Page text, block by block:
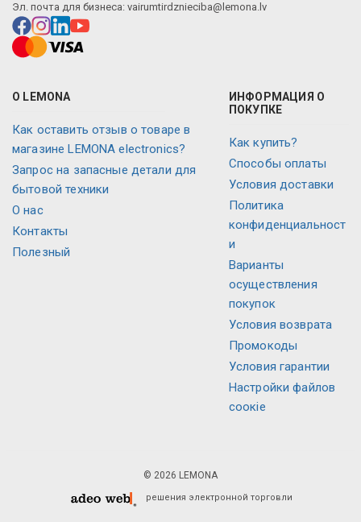
Эл. почта для бизнеса: vairumtirdznieciba@lemona.lv
О LEMONA
Как оставить отзыв о товаре в
магазине LEMONA electronics?
Запрос на запасные детали для
бытовой техники
О нас
Контакты
Полезный
ИНФОРМАЦИЯ О
ПОКУПКЕ
Как купить?
Способы оплаты
Условия доставки
Политика
конфиденциальност
и
Варианты
осуществления
покупок
Условия возврата
Промокоды
Условия гарантии
Настройки файлов
соокіе
© 2026 LEMONA
решения электронной торговли